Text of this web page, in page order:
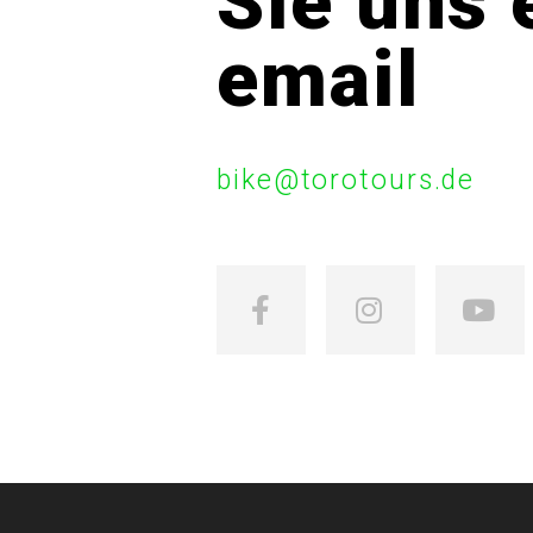
email
bike@torotours.de